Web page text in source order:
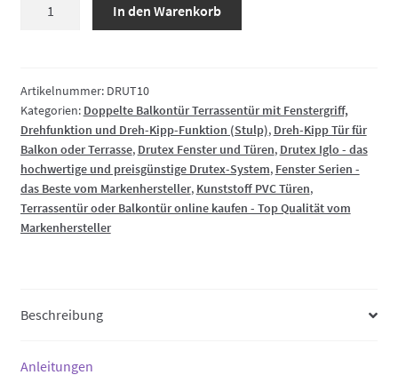
mit
Drehfunktion
und
Dreh-
Kipp-
Funktion
(Stulp)
In den Warenkorb
Artikelnummer: DRUT10
Kategorien: Doppelte Balkontür Terrassentür mit Fenstergriff,
Drehfunktion und Dreh-Kipp-Funktion (Stulp), Dreh-Kipp Tür für
Balkon oder Terrasse, Drutex Fenster und Türen, Drutex Iglo - das
hochwertige und preisgünstige Drutex-System, Fenster Serien -
das Beste vom Markenhersteller, Kunststoff PVC Türen,
Terrassentür oder Balkontür online kaufen - Top Qualität vom
Markenhersteller
Beschreibung
Anleitungen